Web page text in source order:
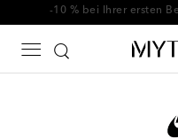
-10 % bei Ihrer ersten